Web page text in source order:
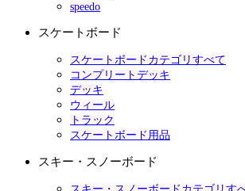
speedo
スケートボード
スケートボードカテゴリすべて
コンプリートデッキ
デッキ
ウィール
トラック
スケートボード用品
スキー・スノーボード